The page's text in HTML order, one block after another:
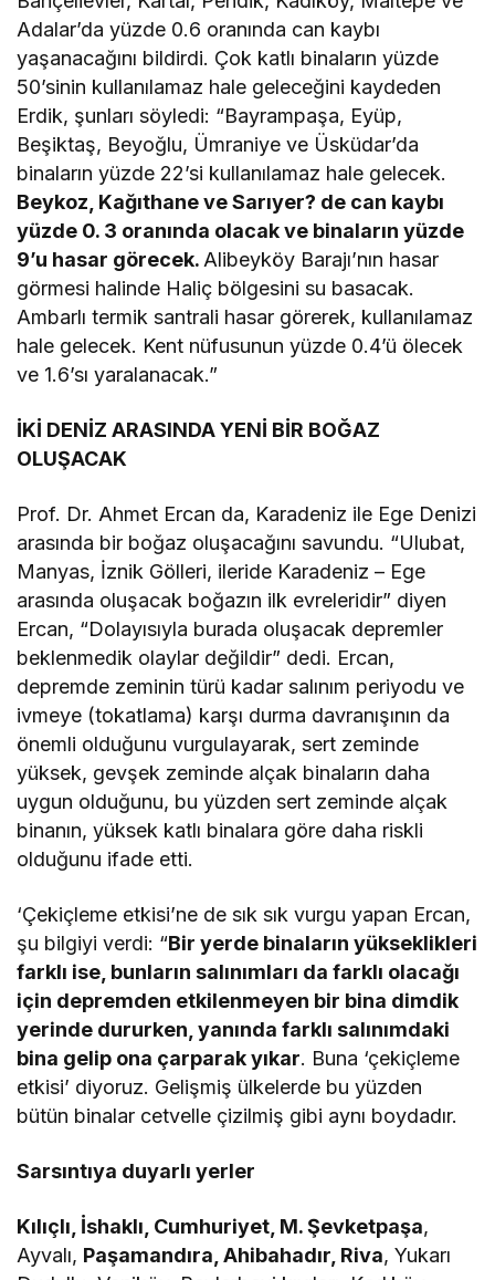
Adalar’da yüzde 0.6 oranında can kaybı
yaşanacağını bildirdi. Çok katlı binaların yüzde
50’sinin kullanılamaz hale geleceğini kaydeden
Erdik, şunları söyledi: “Bayrampaşa, Eyüp,
Beşiktaş, Beyoğlu, Ümraniye ve Üsküdar’da
binaların yüzde 22’si kullanılamaz hale gelecek.
Beykoz, Kağıthane ve Sarıyer? de can kaybı
yüzde 0. 3 oranında olacak ve binaların yüzde
9’u hasar görecek.Alibeyköy Barajı’nın hasar
görmesi halinde Haliç bölgesini su basacak.
Ambarlı termik santrali hasar görerek, kullanılamaz
hale gelecek. Kent nüfusunun yüzde 0.4’ü ölecek
ve 1.6’sı yaralanacak.”
İKİ DENİZ ARASINDA YENİ BİR BOĞAZ
OLUŞACAK
Prof. Dr. Ahmet Ercan da, Karadeniz ile Ege Denizi
arasında bir boğaz oluşacağını savundu. “Ulubat,
Manyas, İznik Gölleri, ileride Karadeniz – Ege
arasında oluşacak boğazın ilk evreleridir” diyen
Ercan, “Dolayısıyla burada oluşacak depremler
beklenmedik olaylar değildir” dedi. Ercan,
depremde zeminin türü kadar salınım periyodu ve
ivmeye (tokatlama) karşı durma davranışının da
önemli olduğunu vurgulayarak, sert zeminde
yüksek, gevşek zeminde alçak binaların daha
uygun olduğunu, bu yüzden sert zeminde alçak
binanın, yüksek katlı binalara göre daha riskli
olduğunu ifade etti.
‘Çekiçleme etkisi’ne de sık sık vurgu yapan Ercan,
şu bilgiyi verdi: “Bir yerde binaların yükseklikleri
farklı ise, bunların salınımları da farklı olacağı
için depremden etkilenmeyen bir bina dimdik
yerinde dururken, yanında farklı salınımdaki
bina gelip ona çarparak yıkar. Buna ‘çekiçleme
etkisi’ diyoruz. Gelişmiş ülkelerde bu yüzden
bütün binalar cetvelle çizilmiş gibi aynı boydadır.
Sarsıntıya duyarlı yerler
Kılıçlı, İshaklı, Cumhuriyet, M. Şevketpaşa,
Ayvalı, Paşamandıra, Ahibahadır, Riva, Yukarı